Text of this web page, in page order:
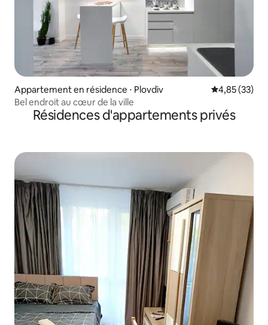
Appartement en résidence ⋅ Plovdiv Évaluation
4,85 (33)
Bel endroit au cœur de la ville
Résidences d'appartements privés